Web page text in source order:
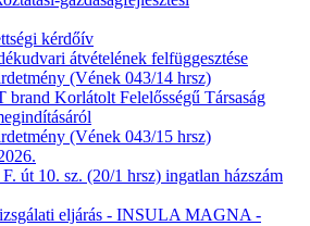
kérdőív
átvételének felfüggesztése
(Vének 043/14 hrsz)
Korlátolt Felelősségű Társaság
(Vének 043/15 hrsz)
út 10. sz. (20/1 hrsz) ingatlan házszám
eljárás - INSULA MAGNA -